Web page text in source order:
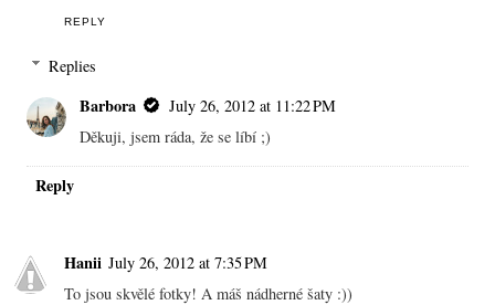
REPLY
Replies
Barbora
July 26, 2012 at 11:22 PM
Děkuji, jsem ráda, že se líbí ;)
Reply
Hanii July 26, 2012 at 7:35 PM
To jsou skvělé fotky! A máš nádherné šaty :))